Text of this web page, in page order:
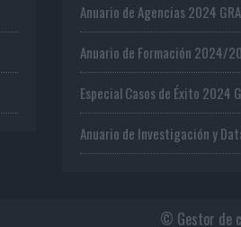
Anuario de Agencias 2024
Anuario de Formación 2024/
Especial Casos de Éxito 2024
Anuario de Investigación y
© Gestor de